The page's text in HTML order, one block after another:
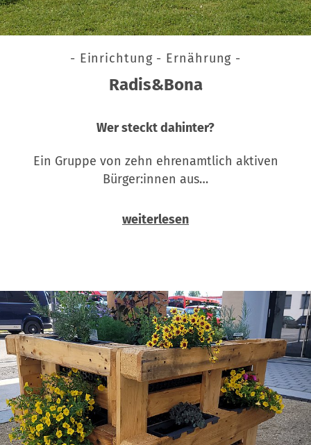
- Einrichtung - Ernährung -
Radis&Bona
Wer steckt dahinter?
Ein Gruppe von zehn ehrenamtlich aktiven
Bürger:innen aus…
weiterlesen